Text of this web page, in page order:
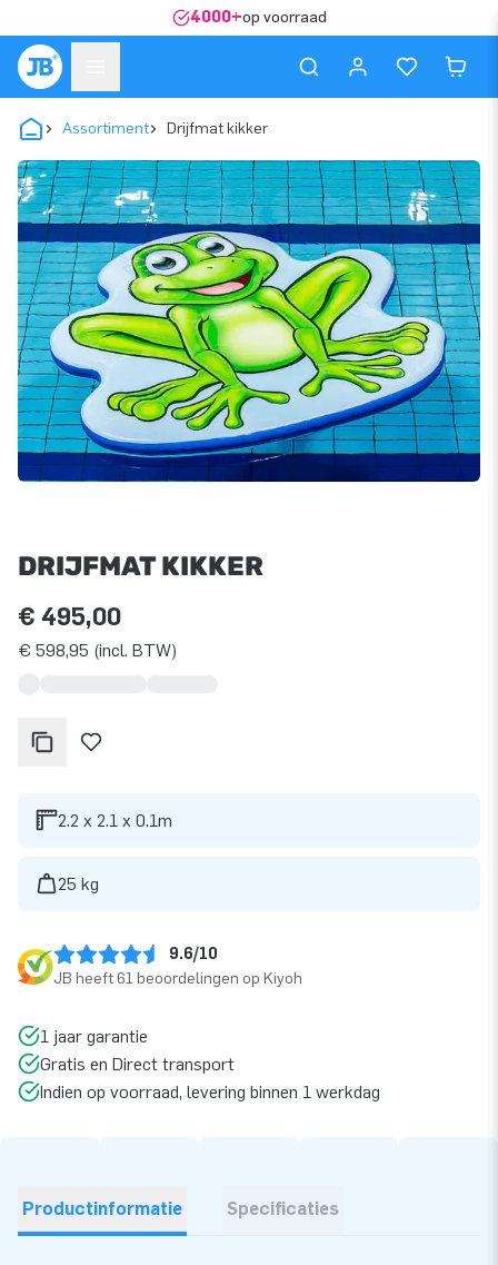
4000+op voorraad
Assortiment Drijfmat kikker
DRIJFMAT KIKKER
€ 495,00
€ 598,95 (incl. BTW)
2.2 x 2.1 x 0.1m
25 kg
9.6/10
JB heeft 61 beoordelingen op Kiyoh
1 jaar garantie
Gratis en Direct transport
Indien op voorraad, levering binnen 1 werkdag
Productinformatie Specificaties